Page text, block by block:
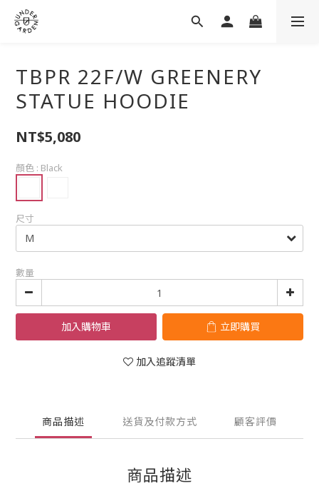
TBPR 22F/W GREENERY
STATUE HOODIE
NT$5,080
顏色 : Black
尺寸
數量
加入購物車 立即購買
加入追蹤清單
商品描述 送貨及付款方式 顧客評價
商品描述